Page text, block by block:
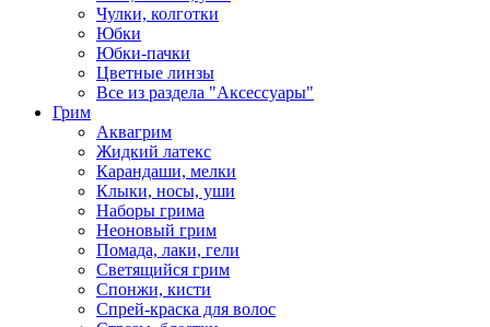
Чулки, колготки
Юбки
Юбки-пачки
Цветные линзы
Все из раздела "Аксессуары"
Грим
Аквагрим
Жидкий латекс
Карандаши, мелки
Клыки, носы, уши
Наборы грима
Неоновый грим
Помада, лаки, гели
Светящийся грим
Спонжи, кисти
Спрей-краска для волос